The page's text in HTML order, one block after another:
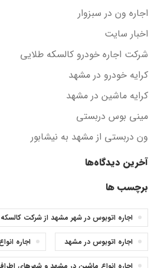
اجاره ون در سبزوار
اخبار سایت
شرکت اجاره خودرو کالسکه طلایی
کرایه خودرو در مشهد
کرایه ماشین در مشهد
مینی بوس دربستی
ون دربستی از مشهد به نیشابور
آخرین دیدگاه‌ها
برچسب ها
اجاره اتوبوس در شهر مشهد از شرکت
اجاره اتوبوس در مشهد اجاره
اجاره انواع ماشین در مشهد و شهرهای